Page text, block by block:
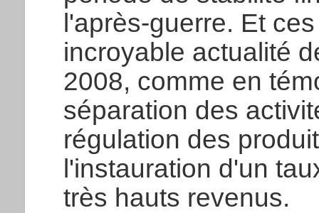
l'après-guerre. Et
incroyable actualité
2008, comme en
séparation des
régulation des
l'instauration d'un
très hauts revenus.